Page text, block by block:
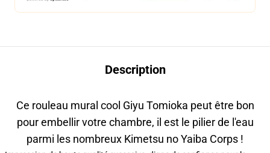
Description
Ce rouleau mural cool Giyu Tomioka peut être bon
pour embellir votre chambre, il est le pilier de l'eau
parmi les nombreux Kimetsu no Yaiba Corps !